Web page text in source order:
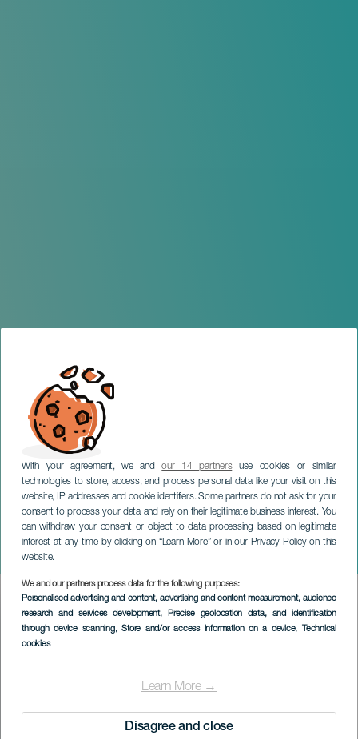
With your agreement, we andour 14 partnersuse cookies or similar
technologies to store, access, and process personal data like your visit on this
website, IP addresses and cookie identifiers. Some partners do not ask for your
consent to process your data and rely on their legitimate business interest. You
can withdraw your consent or object to data processing based on legitimate
interest at any time by clicking on “Learn More” or in our Privacy Policy on this
website.
We and our partners process data for the following purposes:
Personalised advertising and content, advertising and content measurement, audience
research and services development, Precise geolocation data, and identification
through device scanning, Store and/or access information on a device, Technical
cookies
Learn More →
Disagree and close
Middernacht aftellen en
nieuwjaarsstraatfeest
LANZAROTE
Imagen
Listado